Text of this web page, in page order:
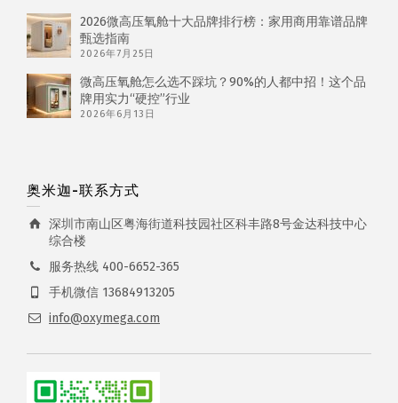
2026微高压氧舱十大品牌排行榜：家用商用靠谱品牌
甄选指南
2026年7月25日
微高压氧舱怎么选不踩坑？90%的人都中招！这个品
牌用实力“硬控”行业
2026年6月13日
奥米迦-联系方式
深圳市南山区粤海街道科技园社区科丰路8号金达科技中心
综合楼
服务热线 400-6652-365
手机微信 13684913205
info@oxymega.com